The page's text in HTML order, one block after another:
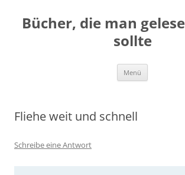
springen
Bücher, die man
sollte
Menü
Fliehe weit und schnell
Schreibe eine Antwort